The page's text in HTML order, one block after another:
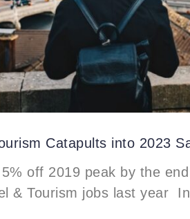
Catapults into 2023
off 2019 peak by the
& Tourism jobs last year